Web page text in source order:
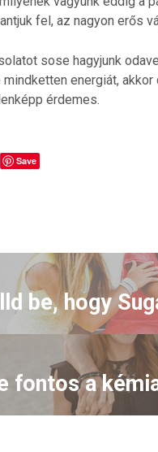
fel, az nagyon erős
sose hagyjunk
energiát,
érdemes.
Save
fontos a